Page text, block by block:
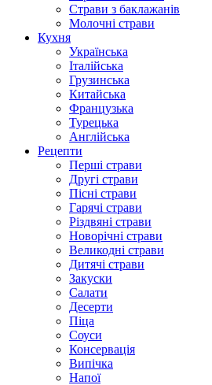
Страви з баклажанів
Молочні страви
Кухня
Українська
Італійська
Грузинська
Китайська
Французька
Турецька
Англійська
Рецепти
Перші страви
Другі страви
Пісні страви
Гарячі страви
Різдвяні страви
Новорічні страви
Великодні страви
Дитячі страви
Закуски
Салати
Десерти
Піца
Соуси
Консервація
Випічка
Напої